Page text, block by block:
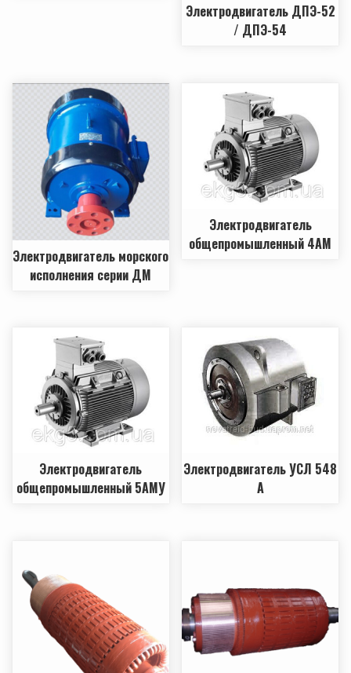
Электродвигатель ДПЭ-52
/ ДПЭ-54
Электродвигатель морского
исполнения серии ДМ
Электродвигатель
общепромышленный 4АМ
Электродвигатель
общепромышленный 5АМУ
Электродвигатель УСЛ 548
А